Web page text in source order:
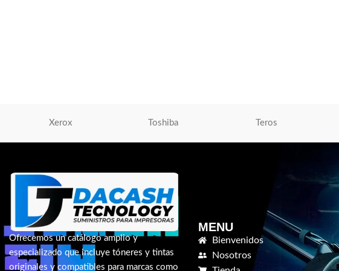
Xerox Toshiba Teros
Ofrecemos un catálogo amplio y
especializado que incluye tóneres y tintas
originales y compatibles para marcas como
MENU
Bienvenidos
Nosotros